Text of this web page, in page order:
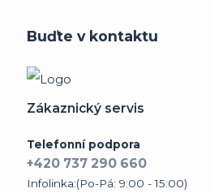
Buďte v kontaktu
Zákaznický servis
Telefonní podpora
+420 737 290 660
Infolinka:(Po-Pá: 9:00 - 15:00)